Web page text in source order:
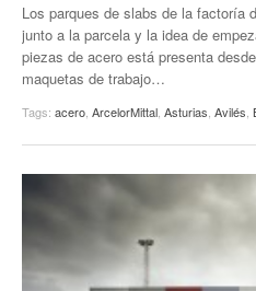
Los parques de slabs de la factoría
junto a la parcela y la idea de
piezas de acero está presenta
maquetas de trabajo…
Tags: acero ArcelorMittal Asturias Avilés